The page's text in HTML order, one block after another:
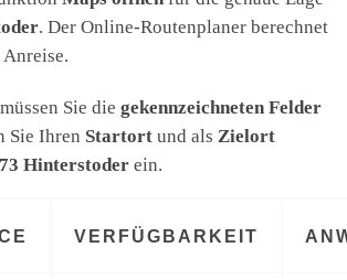
. Der Online-Routenplaner berechnet
Sie die gekennzeichneten Felder
Sie Ihren Startort und als Zielort
Hinterstoder ein.
VERFÜGBARKEIT